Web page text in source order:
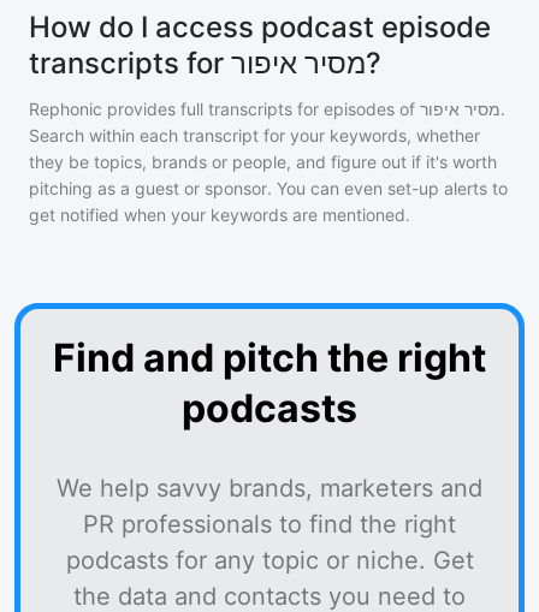
How do I access podcast episode
transcripts for מסיר איפור?
Rephonic provides full transcripts for episodes of מסיר איפור.
Search within each transcript for your keywords, whether
they be topics, brands or people, and figure out if it's worth
pitching as a guest or sponsor. You can even set-up alerts to
get notified when your keywords are mentioned.
Find and pitch the right
podcasts
We help savvy brands, marketers and
PR professionals to find the right
podcasts for any topic or niche. Get
the data and contacts you need to